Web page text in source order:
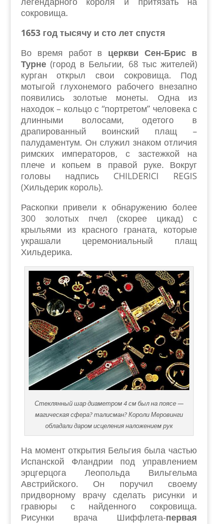
сокровища.
1653 год тысячу и сто лет спустя
Во время работ в церкви Сен-Брис в
Турне(город в Бельгии, 68 тыс жителей)
курган открыл свои сокровища. Под
мотыгой глухонемого рабочего внезапно
появились золотые монеты. Одна из
находок – кольцо с “портретом” человека с
длинными волосами, одетого в
драпированный воинский плащ –
палудаментум. Он служил знаком отличия
римских императоров, с застежкой на
плече и копьем в правой руке. Вокруг
головы надпись CHILDERICI REGIS
(Хильдерик король).
Раскопки привели к обнаружению более
300 золотых пчел (скорее цикад) с
крыльями из красного граната, которые
украшали церемониальный плащ
Хильдерика.
Стеклянный шар диаметром 4 см был на поясе —
магическая сфера? талисман? Короли Меровинги
обладали даром исцеления наложением рук
На момент открытия Бельгия была частью
Испанской Фландрии под управлением
эрцгерцога Леопольда Вильгельма
Австрийского. Он поручил своему
придворному врачу сделать рисунки и
гравюры с найденного сокровища.
Рисунки врача Шиффлета-первая